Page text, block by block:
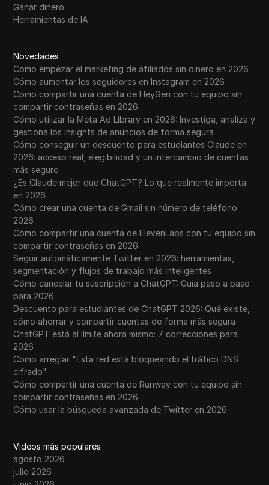
Ganar dinero
Herramientas de IA
Novedades
Cómo empezar el marketing de afiliados sin dinero en 2026
Cómo aumentar los seguidores en Instagram en 2026
Cómo compartir una cuenta de HeyGen con tu equipo sin
compartir contraseñas en 2026
Cómo utilizar la Meta Ad Library en 2026: Investiga, analiza y
gestiona los insights de anuncios de forma segura
Cómo conseguir un descuento para estudiantes Claude en
2026: acceso real, elegibilidad y un intercambio de cuentas
más seguro
¿Es Claude mejor que ChatGPT? Lo que realmente importa
en 2026
Cómo crear una cuenta de Gmail sin número de teléfono
2026
Cómo compartir una cuenta de ElevenLabs con tu equipo sin
compartir contraseñas en 2026
Seguir automáticamente Twitter en 2026: herramientas,
segmentación y flujos de trabajo más inteligentes
Cómo cancelar tu suscripción a ChatGPT: Guía paso a paso
para 2026
Descuento para estudiantes de ChatGPT 2026: Qué existe,
cómo ahorrar y compartir cuentas de forma más segura
ChatGPT está al límite ahora mismo: 7 correcciones para
2026
Cómo arreglar "Esta red está bloqueando el tráfico DNS
cifrado"
Cómo compartir una cuenta de Runway con tu equipo sin
compartir contraseñas en 2026
Cómo usar la búsqueda avanzada de Twitter en 2026
Videos más populares
agosto 2026
julio 2026